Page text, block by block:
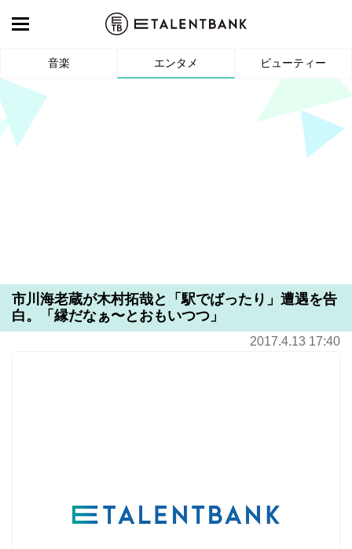
音楽 エンタメ ビューティー
市川海老蔵が木村拓哉と「駅でばったり」遭遇を告
白。「縁だなぁ〜とおもいつつ」
2017.4.13 17:40